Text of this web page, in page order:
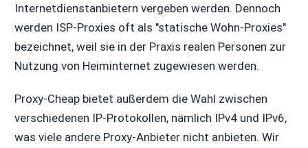
Internetdienstanbietern vergeben werden. Dennoch
werden ISP-Proxies oft als "statische Wohn-Proxies"
bezeichnet, weil sie in der Praxis realen Personen zur
Nutzung von Heiminternet zugewiesen werden.
Proxy-Cheap bietet außerdem die Wahl zwischen
verschiedenen IP-Protokollen, nämlich IPv4 und IPv6,
was viele andere Proxy-Anbieter nicht anbieten. Wir